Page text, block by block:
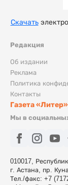
Редакция
Об издании
Реклама
Политика
Контакты
Газета
Мы в
010017,
г. Астана, пр.
Тел./факс: +7
Скачать